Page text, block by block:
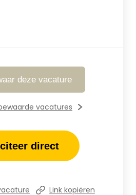
deze vacature
vacatures
direct
Link kopiëren